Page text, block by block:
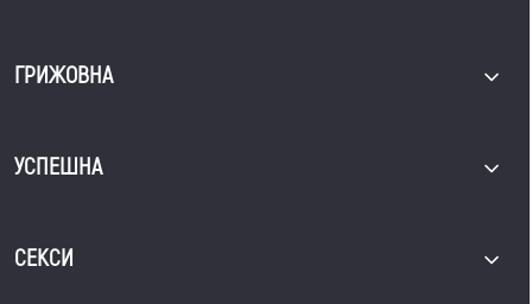
ГРИЖОВНА
УСПЕШНА
СЕКСИ